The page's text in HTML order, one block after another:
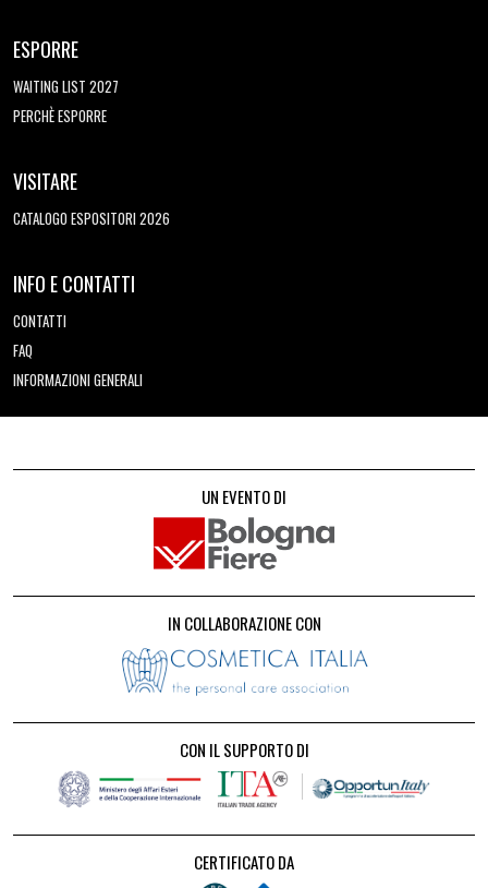
ESPORRE
WAITING LIST 2027
PERCHÈ ESPORRE
VISITARE
CATALOGO ESPOSITORI 2026
INFO E CONTATTI
CONTATTI
FAQ
INFORMAZIONI GENERALI
UN EVENTO DI
IN COLLABORAZIONE CON
CON IL SUPPORTO DI
CERTIFICATO DA